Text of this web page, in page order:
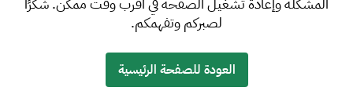
لصبركم وتفهمكم.
العودة للصفحة الرئيسية